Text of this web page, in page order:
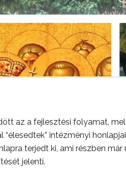
az a fejlesztési folyamat,
intézményi
terjedt ki, ami részben
jelenti.